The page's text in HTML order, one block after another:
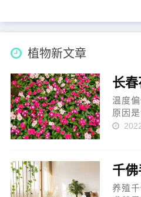
植物新文章
温度
原因
伤，
会导
照射
或刚
千
养殖